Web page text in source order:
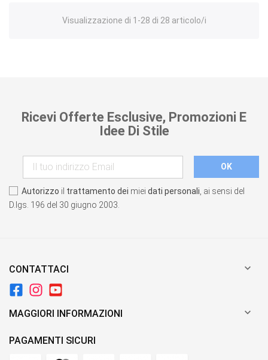
Visualizzazione di 1-28 di 28 articolo/i
Ricevi Offerte Esclusive, Promozioni E
Idee Di Stile
Autorizzo il trattamento dei miei dati personali , ai sensi del
D.lgs. 196 del 30 giugno 2003.
CONTATTACI 
MAGGIORI INFORMAZIONI 
PAGAMENTI SICURI